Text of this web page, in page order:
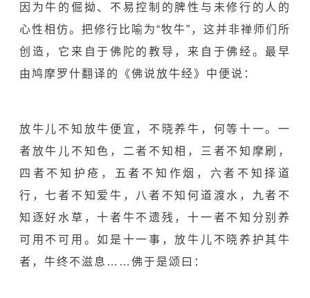
因为牛的倔拗、不易控制的脾性与未修行的人的
心性相仿。把修行比喻为“牧牛”，这并非禅师们所
创造，它来自于佛陀的教导，来自于佛经。最早
由鸠摩罗什翻译的《佛说放牛经》中便说：
放牛儿不知放牛便宜，不晓养牛，何等十一。一
者放牛儿不知色，二者不知相，三 者不知摩刷，
四者不知护疮，五者不知作烟，六者不知择道
行，七者不知爱牛，八者不知何道渡水，九者不
知逐好水草，十者牛不遗残，十一者不知分别养
可用不可 用。如是十一事，放牛儿不晓养护其牛
者，牛终不滋息……佛于是颂曰：